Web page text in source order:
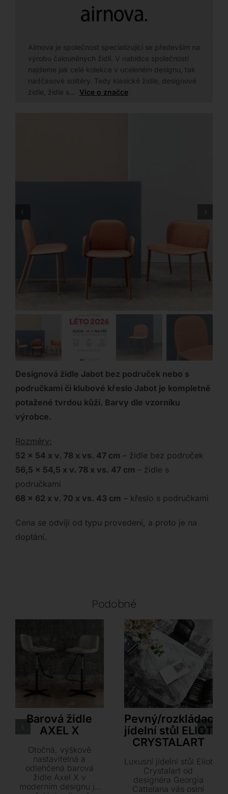
Airnova je společnost specializující se především na
výrobu čalouněných židlí. V nabídce společnosti
najdeme jak celé kolekce v uceleném designu, tak
nadčasové solitéry. Tedy klasické židle, designové
židle, židle s… Více o značce
Designová židle Jabot bez područek nebo s
područkami či klubové křeslo Jabot je kompletně
potažené tvrdou kůží. Barvy dle vzorníku
výrobce.
Rozměry:
52 x 54 x v. 78 x vs. 47 cm – židle bez područek
56,5 x 54,5 x v. 78 x vs. 47 cm – židle s
područkami
68 x 62 x v. 70 x vs. 43 cm – křeslo s područkami
Cena se odvíjí od typu provedení, a proto je na
doptání.
Podobné
Barová židle
AXEL X
Otočná, výškově
nastavitelná a
odlehčená barová
židle Axel X v
moderním designu je
Cattelan Italia
Pevný/rozkládací
jídelní stůl ELIOT
CRYSTALART
Luxusní jídelní stůl Eliot
Crystalart od
designéra Georgia
Cattelana vás oslní